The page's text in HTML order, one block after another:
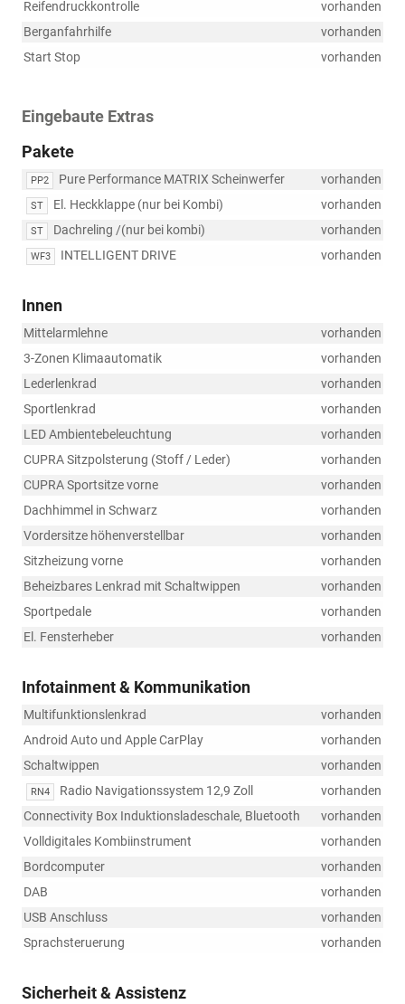
Reifendruckkontrolle
vorhanden
Berganfahrhilfe
vorhanden
Start Stop
vorhanden
Eingebaute Extras
Pakete
PP2 Pure Performance MATRIX Scheinwerfer vorhanden
ST El. Heckklappe (nur bei Kombi) vorhanden
ST Dachreling /(nur bei kombi) vorhanden
WF3 INTELLIGENT DRIVE vorhanden
Innen
Mittelarmlehne
vorhanden
3-Zonen Klimaautomatik
vorhanden
Lederlenkrad
vorhanden
Sportlenkrad
vorhanden
LED Ambientebeleuchtung
vorhanden
CUPRA Sitzpolsterung (Stoff / Leder)
vorhanden
CUPRA Sportsitze vorne
vorhanden
Dachhimmel in Schwarz
vorhanden
Vordersitze höhenverstellbar
vorhanden
Sitzheizung vorne
vorhanden
Beheizbares Lenkrad mit Schaltwippen
vorhanden
Sportpedale
vorhanden
El. Fensterheber
vorhanden
Infotainment & Kommunikation
Multifunktionslenkrad
vorhanden
Android Auto und Apple CarPlay
vorhanden
Schaltwippen
vorhanden
RN4 Radio Navigationssystem 12,9 Zoll
vorhanden
Connectivity Box Induktionsladeschale, Bluetooth
vorhanden
Volldigitales Kombiinstrument
vorhanden
Bordcomputer
vorhanden
DAB
vorhanden
USB Anschluss
vorhanden
Sprachsteruerung
vorhanden
Sicherheit & Assistenz